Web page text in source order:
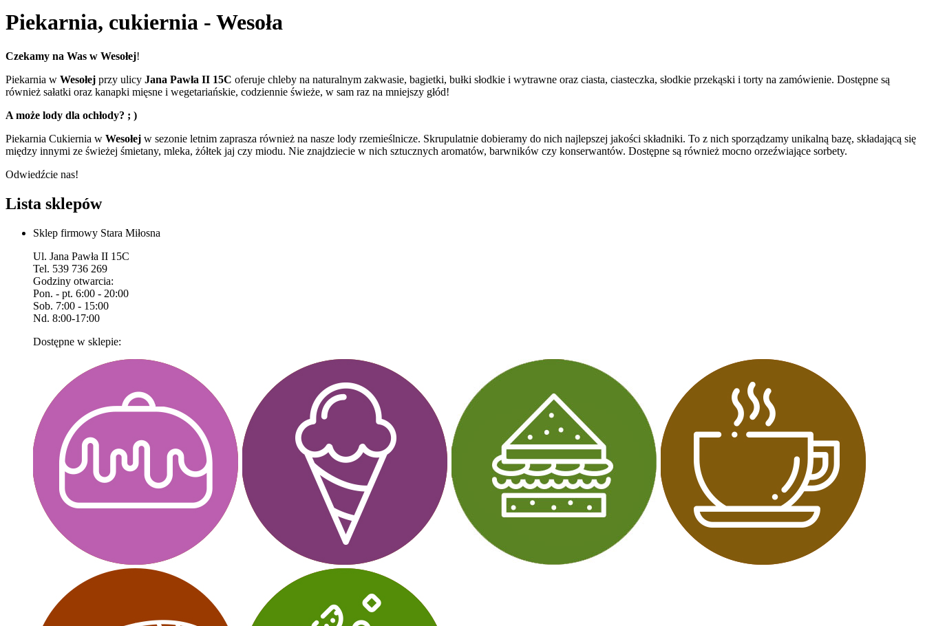
Piekarnia, cukiernia - Wesoła
Czekamy na Was w Wesołej!
Piekarnia w Wesołej przy ulicy Jana Pawła II 15C oferuje chleby na naturalnym zakwasie, bagietki, bułki słodkie i wytrawne oraz ciasta, ciasteczka, słodkie przekąski i torty na zamówienie. Dostępne są
również sałatki oraz kanapki mięsne i wegetariańskie, codziennie świeże, w sam raz na mniejszy głód!
A może lody dla ochłody? ; )
Piekarnia Cukiernia w Wesołej w sezonie letnim zaprasza również na nasze lody rzemieślnicze. Skrupulatnie dobieramy do nich najlepszej jakości składniki. To z nich sporządzamy unikalną bazę, składającą się
między innymi ze świeżej śmietany, mleka, żółtek jaj czy miodu. Nie znajdziecie w nich sztucznych aromatów, barwników czy konserwantów. Dostępne są również mocno orzeźwiające sorbety.
Odwiedźcie nas!
Lista sklepów
Sklep firmowy Stara Miłosna
Ul. Jana Pawła II 15C
Tel. 539 736 269
Godziny otwarcia:
Pon. - pt. 6:00 - 20:00
Sob. 7:00 - 15:00
Nd. 8:00-17:00
Dostępne w sklepie: